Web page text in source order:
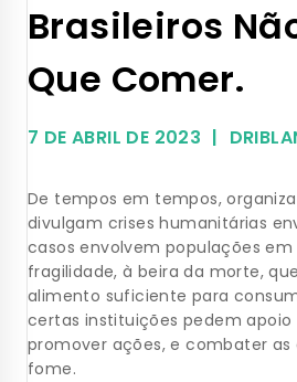
Brasileiros
Que Comer.
7 DE ABRIL DE 2023
De tempos em tempos,
divulgam crises humanitárias
casos envolvem populações
fragilidade, à beira da morte,
alimento suficiente para
certas instituições pedem apoio
promover ações, e combater as
fome.